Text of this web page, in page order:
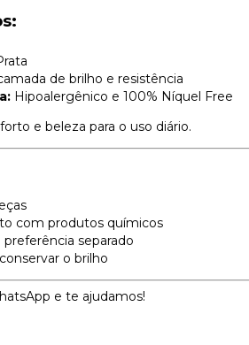
de brilho e resistência
Hipoalergênico e 100% Níquel Free
e beleza para o uso diário.
com produtos químicos
preferência separado
o brilho
e te ajudamos!